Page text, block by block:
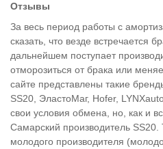
Отзывы
За весь период работы с
сказать, что везде встречается
дальнейшем поступает
отморозиться от брака или
сайте представлены такие
SS20, ЭластоМаг, Hofer,
свои условия обмена, но, как и
Самарский производитель SS20.
молодого производителя